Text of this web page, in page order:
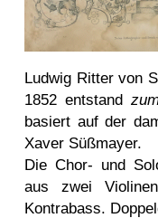
Ludwig Ritter von
1852 entstand
basiert auf der
Xaver Süßmayer.
Die Chor- und
aus zwei
Kontrabass.